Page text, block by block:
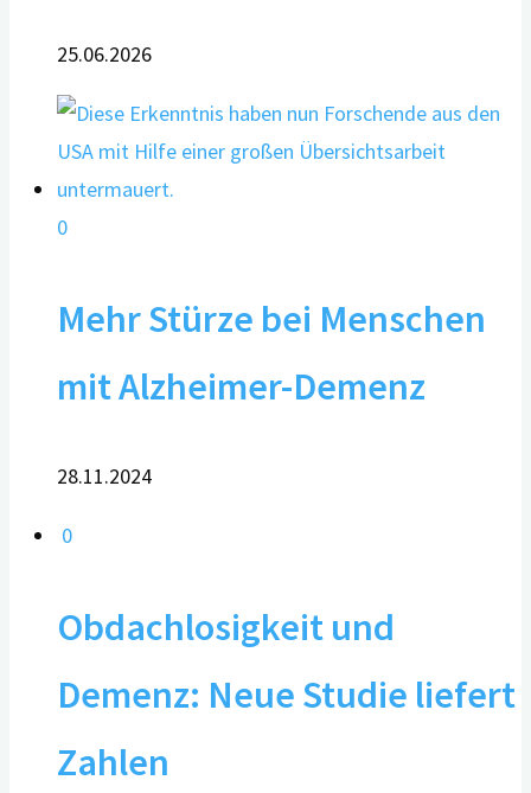
25.06.2026
0
Mehr Stürze bei Menschen
mit Alzheimer-Demenz
28.11.2024
0
Obdachlosigkeit und
Demenz: Neue Studie liefert
Zahlen